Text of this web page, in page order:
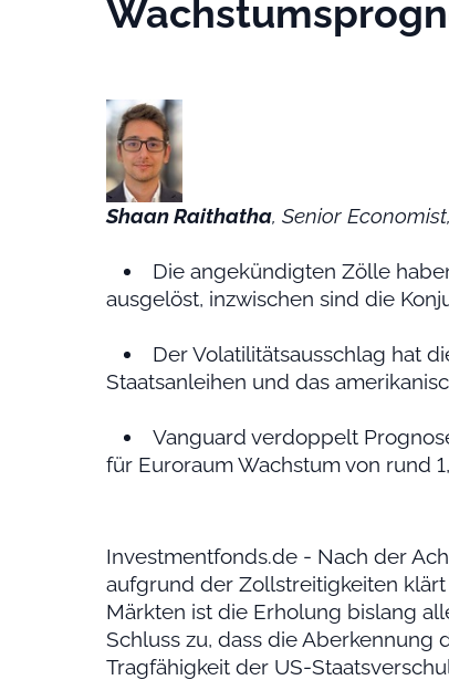
Shaan Raithatha, Senior
Die angekündigten Zölle
ausgelöst, inzwischen sind die
Der Volatilitätsausschlag hat
Staatsanleihen und das
Vanguard verdoppelt
für Euroraum Wachstum von rund
Investmentfonds.de - Nach der
aufgrund der Zollstreitigkeiten
Märkten ist die Erholung bislang
Schluss zu, dass die Aberkennung
Tragfähigkeit der US-